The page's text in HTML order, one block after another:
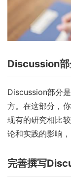
Discussion部
Discussion部分
方。在这部分，
现有的研究相比
论和实践的影响
完善撰写